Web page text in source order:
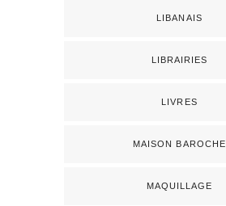
LIBANAIS
LIBRAIRIES
LIVRES
MAISON BAROCHE
MAQUILLAGE